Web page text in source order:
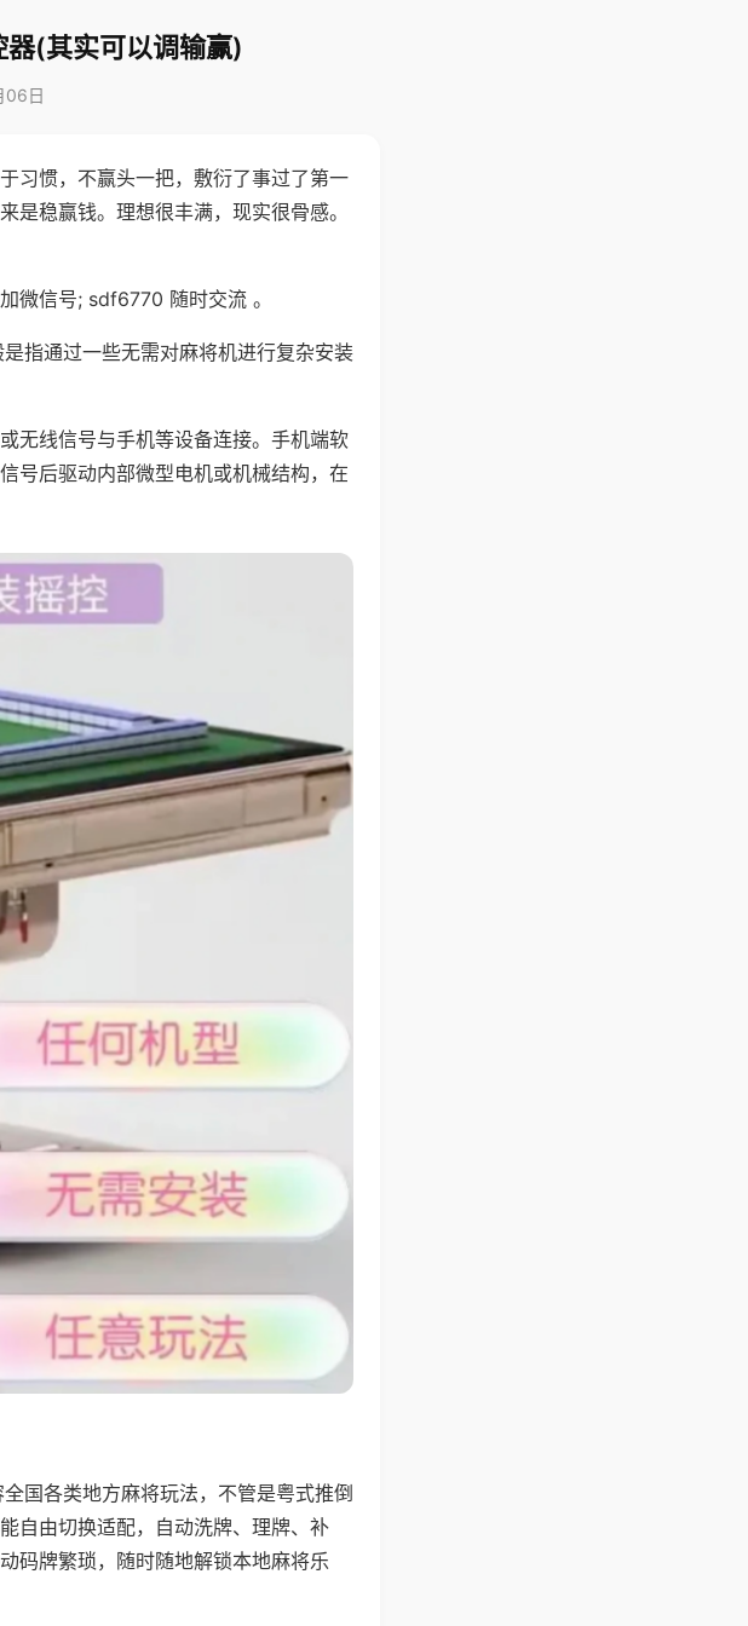
(其实可以调输赢)
06日
习惯，不赢头一把，敷衍了事过了第一
是稳赢钱。理想很丰满，现实很骨感。
微信号; sdf6770 随时交流 。
指通过一些无需对麻将机进行复杂安装
无线信号与手机等设备连接。手机端软
号后驱动内部微型电机或机械结构，在
国各类地方麻将玩法，不管是粤式推倒
自由切换适配，自动洗牌、理牌、补
码牌繁琐，随时随地解锁本地麻将乐